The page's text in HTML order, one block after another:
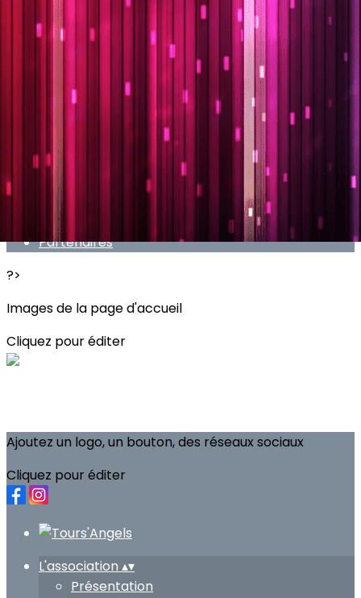
Exporter les lignes sélectionnées
Exporter toutes les colonnes
Exporter uniquement les colonnes affichées
Menu
Présentation
Evènements
Boutique
Don - Soutien
Partenaires
?>
Images de la page d'accueil
Cliquez pour éditer
Ajoutez un logo, un bouton, des réseaux sociaux
Cliquez pour éditer
L'association ▴▾
Présentation